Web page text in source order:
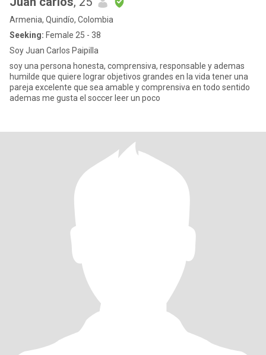
Armenia, Quindío, Colombia
Seeking: Female 25 - 38
Soy Juan Carlos Paipilla
soy una persona honesta, comprensiva, responsable y ademas
humilde que quiere lograr objetivos grandes en la vida tener una
pareja excelente que sea amable y comprensiva en todo sentido
ademas me gusta el soccer leer un poco